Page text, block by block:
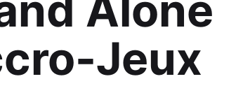
Jeux